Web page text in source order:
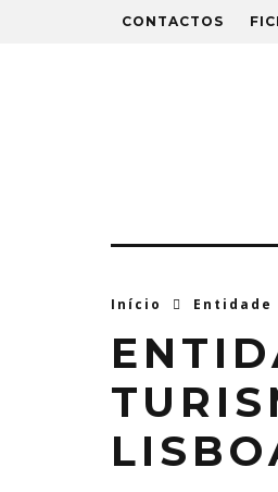
CONTACTOS
Início Entidade